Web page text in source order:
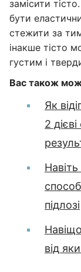
замісити
бути
стежити за
інакше тісто
густим і
Вас також
Як
2
підлозі
від